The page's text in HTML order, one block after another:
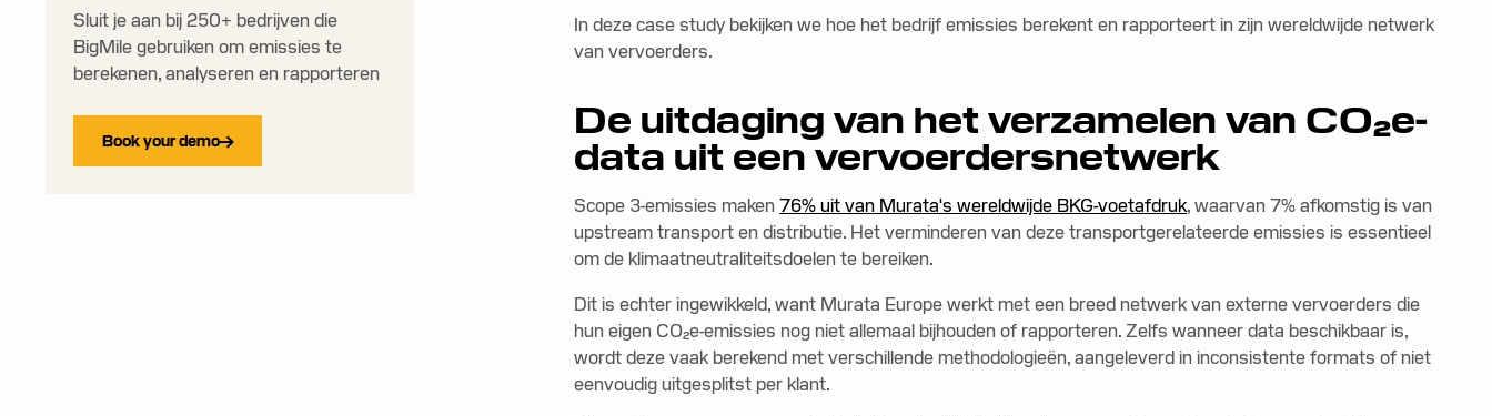
Sluit je aan bij 250+ bedrijven die
BigMile gebruiken om emissies te
berekenen, analyseren en rapporteren
Book your demo
In deze case study bekijken we hoe het bedrijf emissies berekent en rapporteert in zijn wereldwijde netwerk
van vervoerders.
De uitdaging van het verzamelen van CO₂e-
data uit een vervoerdersnetwerk
Scope 3-emissies maken76% uit van Murata's wereldwijde BKG-voetafdruk, waarvan 7% afkomstig is van
upstream transport en distributie. Het verminderen van deze transportgerelateerde emissies is essentieel
om de klimaatneutraliteitsdoelen te bereiken.
Dit is echter ingewikkeld, want Murata Europe werkt met een breed netwerk van externe vervoerders die
hun eigen CO₂e-emissies nog niet allemaal bijhouden of rapporteren. Zelfs wanneer data beschikbaar is,
wordt deze vaak berekend met verschillende methodologieën, aangeleverd in inconsistente formats of niet
eenvoudig uitgesplitst per klant.